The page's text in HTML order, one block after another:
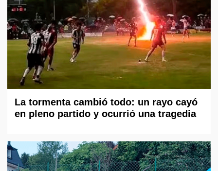
La tormenta cambió todo: un rayo cayó
en pleno partido y ocurrió una tragedia